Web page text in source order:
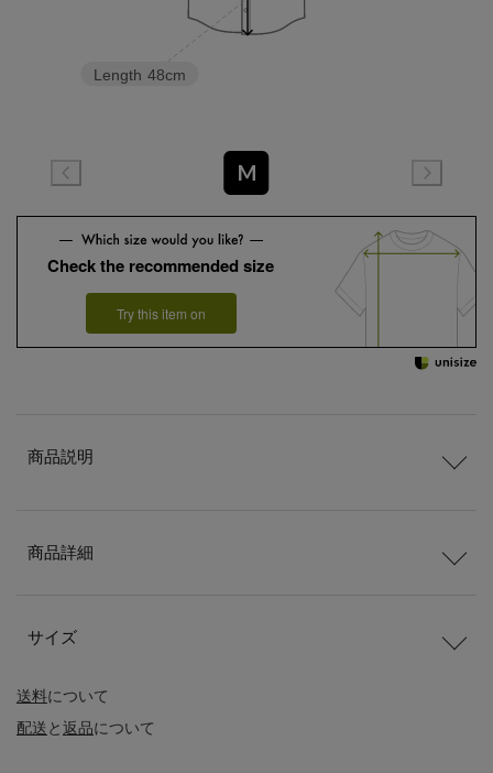
Length 48cm
M
Check the recommended size
Try this item on
送料について
配送と返品について
商品説明
商品詳細
サイズ